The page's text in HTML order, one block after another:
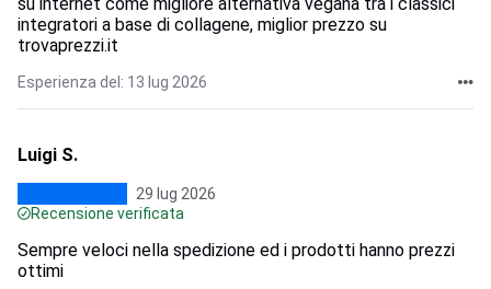
integratori a base di collagene, miglior prezzo su
trovaprezzi.it
Esperienza del: 13 lug 2026
Luigi S.
29 lug 2026
Recensione verificata
Sempre veloci nella spedizione ed i prodotti hanno prezzi
ottimi